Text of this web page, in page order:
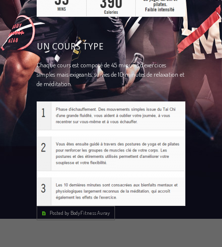
UN COURS TYPE
Chaque cours est composé de 45 minutes d’exercices
simples mais exigeants, suivies de 10 minutes de relaxation et
de méditation.
Posted by BodyFitness Auray